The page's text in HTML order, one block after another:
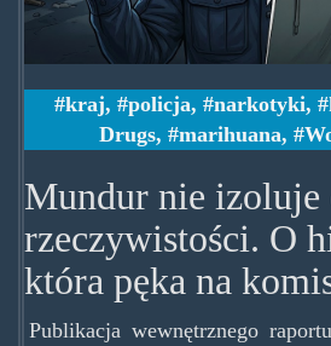
kraj, policja, narkotyki,
Drugs, marihuana,
Mundur nie izoluje
rzeczywistości. O
która pęka na
Publikacja wewnętrznego